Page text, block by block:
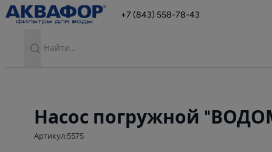
+7 (843) 558-78-43
Насос погружной
Артикул:5575